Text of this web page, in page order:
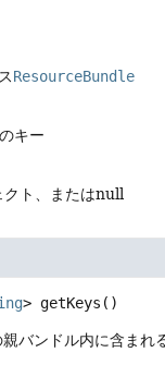
ResourceBundle
キー
クト、またはnull
> getKeys ()
親バンドル内に含まれ